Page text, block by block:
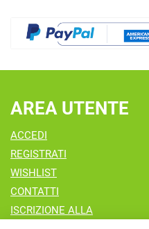
AREA UTENTE
ACCEDI
REGISTRATI
WISHLIST
CONTATTI
ISCRIZIONE ALLA